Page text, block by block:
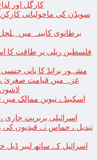
کارگل اور
سویڈن کی ماحولیاتی
برطانوی کابینہ میں
فلسطین ریلی پر طاقت کا
مشہور برانڈ کا بانی
غزہ میں قیامت صغریٰ ،
لاشوں
اسرائیلی بربریت
تبدیل ، حماس نے قیدیوں کی
اسرائیل کے ساتھ لیبر ڈیل